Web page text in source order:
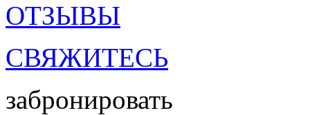
ОТЗЫВЫ
СВЯЖИТЕСЬ
забронировать